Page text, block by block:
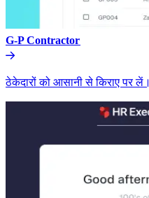
G-P Contractor​​
ठेकेदारों को आसानी से किराए पर लें।​​